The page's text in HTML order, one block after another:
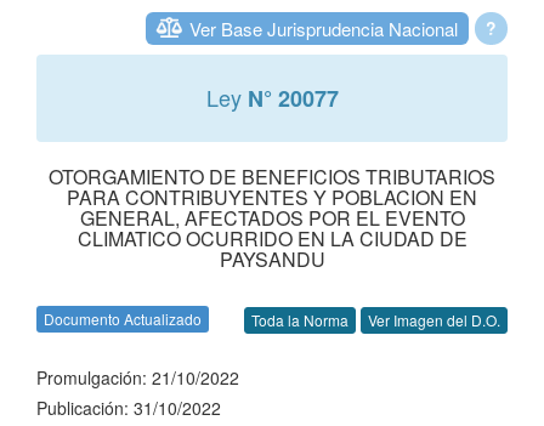
?
Ver Base Jurisprudencia Nacional
Ley N° 20077
OTORGAMIENTO DE BENEFICIOS TRIBUTARIOS
PARA CONTRIBUYENTES Y POBLACION EN
GENERAL, AFECTADOS POR EL EVENTO
CLIMATICO OCURRIDO EN LA CIUDAD DE
PAYSANDU
Documento Actualizado Toda la Norma Ver Imagen del D.O.
Promulgación: 21/10/2022
Publicación: 31/10/2022